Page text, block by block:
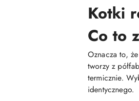
Kotki
Co to
Oznacza to,
tworzy z
termicznie.
identycznego.